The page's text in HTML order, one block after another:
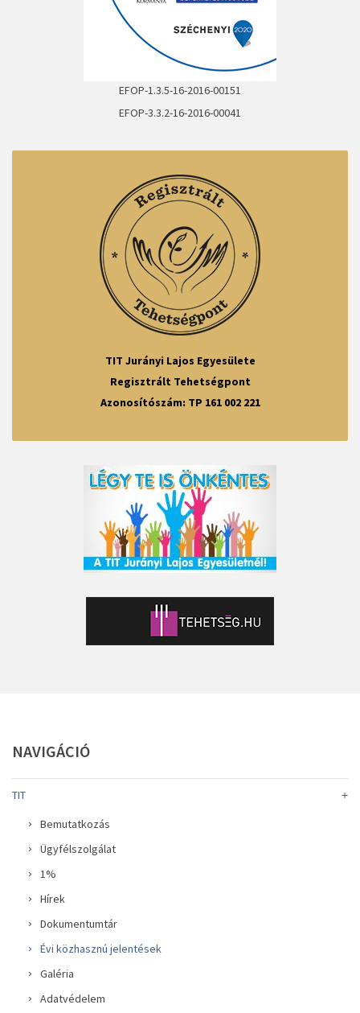
EFOP-1.3.5-16-2016-00151
EFOP-3.3.2-16-2016-00041
TIT Jurányi Lajos Egyesülete
Regisztrált Tehetségpont
Azonosítószám: TP 161 002 221
NAVIGÁCIÓ
TIT
Bemutatkozás
Ügyfélszolgálat
1%
Hírek
Dokumentumtár
Évi közhasznú jelentések
Galéria
Adatvédelem